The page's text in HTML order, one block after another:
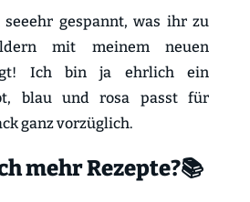
gespannt, was ihr zu
mit meinem neuen
Ich bin ja ehrlich ein
blau und rosa passt für
ganz vorzüglich.
mehr Rezepte?📚